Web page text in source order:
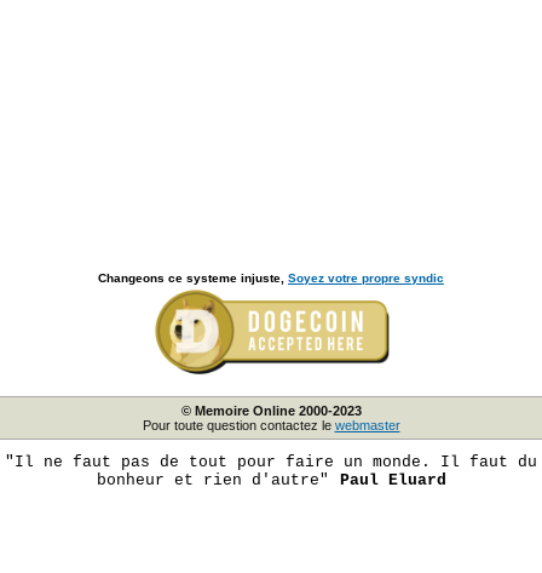
Changeons ce systeme injuste, Soyez votre propre syndic
© Memoire Online 2000-2023
Pour toute question contactez le webmaster
"Il ne faut pas de tout pour faire un monde. Il faut du
bonheur et rien d'autre"
Paul Eluard